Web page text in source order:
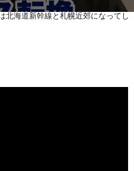
北海道新幹線と札幌近郊になってし